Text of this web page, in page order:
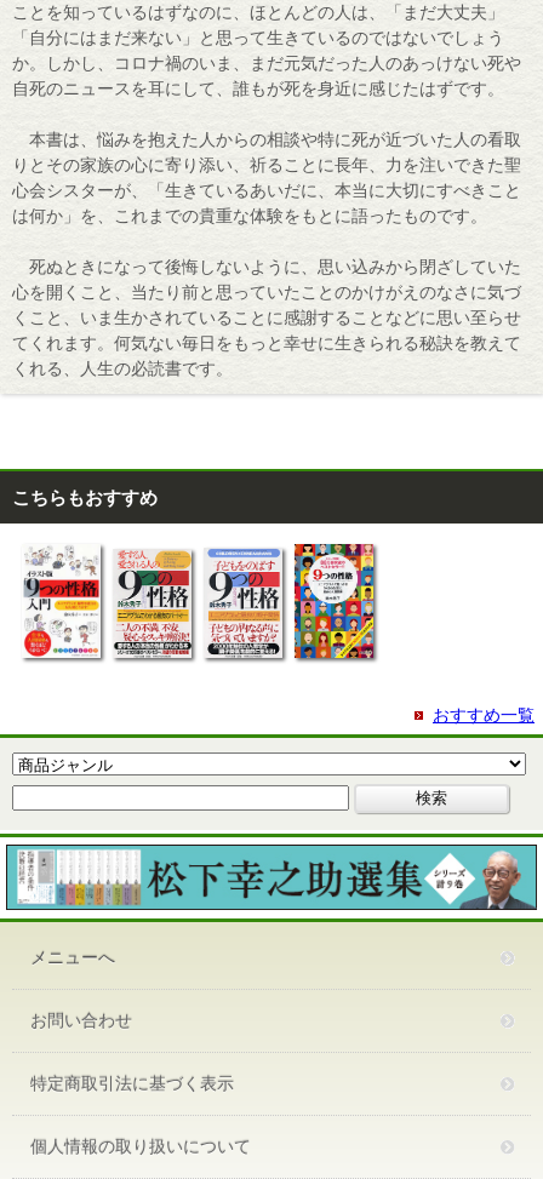
ことを知っているはずなのに、ほとんどの人は、「まだ大丈夫」
「自分にはまだ来ない」と思って生きているのではないでしょう
か。しかし、コロナ禍のいま、まだ元気だった人のあっけない死や
自死のニュースを耳にして、誰もが死を身近に感じたはずです。
本書は、悩みを抱えた人からの相談や特に死が近づいた人の看取
りとその家族の心に寄り添い、祈ることに長年、力を注いできた聖
心会シスターが、「生きているあいだに、本当に大切にすべきこと
は何か」を、これまでの貴重な体験をもとに語ったものです。
死ぬときになって後悔しないように、思い込みから閉ざしていた
心を開くこと、当たり前と思っていたことのかけがえのなさに気づ
くこと、いま生かされていることに感謝することなどに思い至らせ
てくれます。何気ない毎日をもっと幸せに生きられる秘訣を教えて
くれる、人生の必読書です。
こちらもおすすめ
おすすめ一覧
メニューへ
お問い合わせ
特定商取引法に基づく表示
個人情報の取り扱いについて